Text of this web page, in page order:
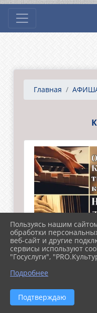
Главная
Пользуясь нашим
обработки
веб-сайт и другие
сервисы используют
"Госуслуги",
Подробнее
Подтверждаю